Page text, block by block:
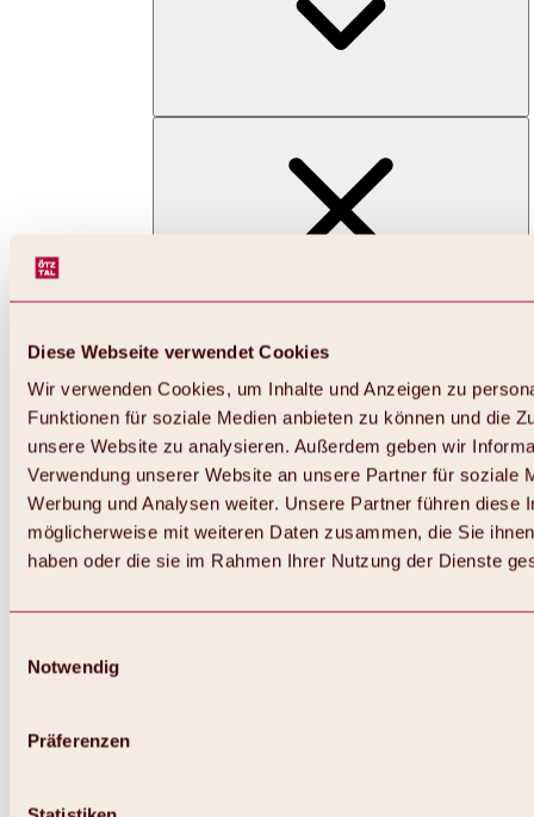
Diese Webseite verwendet Cookies
Wir verwenden Cookies, um Inhalte und Anzeigen zu
Funktionen für soziale Medien anbieten zu können und die
unsere Website zu analysieren. Außerdem geben wir
Verwendung unserer Website an unsere Partner für soziale
Werbung und Analysen weiter. Unsere Partner führen diese
möglicherweise mit weiteren Daten zusammen, die Sie
haben oder die sie im Rahmen Ihrer Nutzung der Dienste
Notwendig
Präferenzen